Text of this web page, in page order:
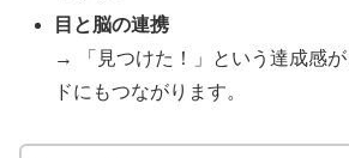
目と脳の連携
→ 「見つけた！」という達成感
ドにもつながります。